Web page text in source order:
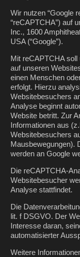
Wir nutzen “Google
“reCAPTCHA”) auf
Inc., 1600
USA (“Google”).
Mit reCAPTCHA soll
auf unseren
einen Menschen
erfolgt. Hierzu
Websitebesuchers
Analyse beginnt
Website betritt. Zur
Informationen aus
Websitebesuchers
Mausbewegungen).
werden an Google
Die reCAPTCHA-
Websitebesucher
Analyse stattfindet.
Die
lit. f DSGVO. Der
Interesse daran,
automatisierter
Weitere